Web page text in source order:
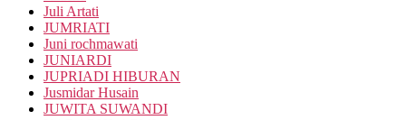
Juli Artati
JUMRIATI
Juni rochmawati
JUNIARDI
JUPRIADI HIBURAN
Jusmidar Husain
JUWITA SUWANDI